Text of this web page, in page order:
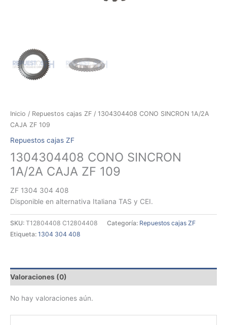
Inicio / Repuestos cajas ZF / 1304304408 CONO SINCRON 1A/2A
CAJA ZF 109
Repuestos cajas ZF
1304304408 CONO SINCRON
1A/2A CAJA ZF 109
ZF 1304 304 408
Disponible en alternativa Italiana TAS y CEI.
SKU: T12804408 C12804408 Categoría: Repuestos cajas ZF
Etiqueta: 1304 304 408
Valoraciones (0)
No hay valoraciones aún.